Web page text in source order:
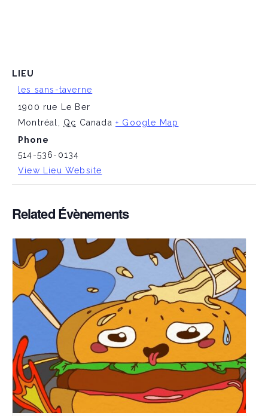
LIEU
les sans-taverne
1900 rue Le Ber
Montréal
Qc Canada + Google Map
Phone
514-536-0134
View Lieu Website
Related Évènements